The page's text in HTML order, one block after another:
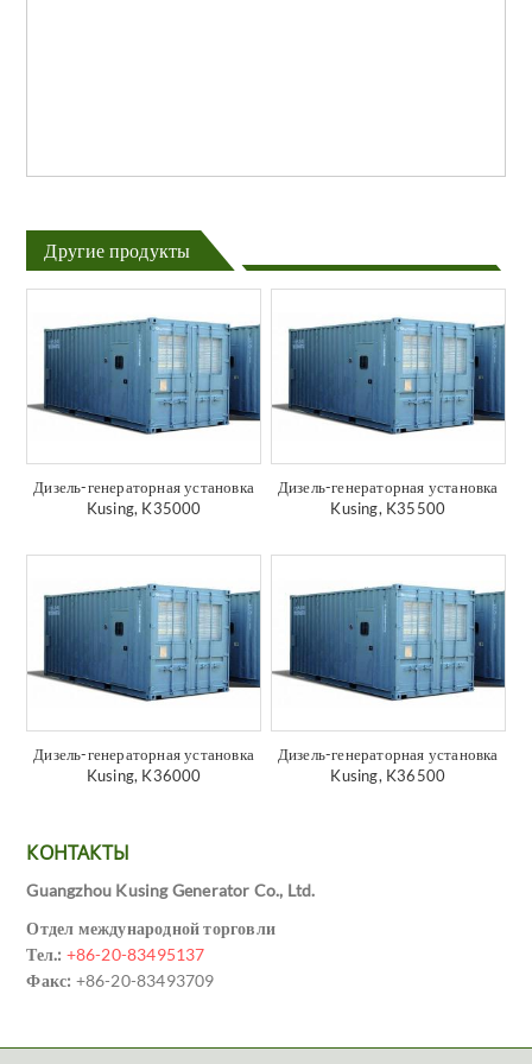
Другие продукты
Дизель-генераторная установка
Kusing, K35000
Дизель-генераторная установка
Kusing, K35500
Дизель-генераторная установка
Kusing, K36000
Дизель-генераторная установка
Kusing, K36500
КОНТАКТЫ
Guangzhou Kusing Generator Co., Ltd.
Отдел международной торговли
Тел.: +86-20-83495137
Факс: +86-20-83493709